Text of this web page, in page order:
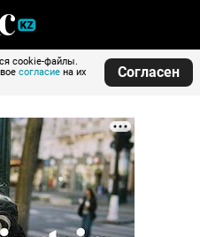
cookie-файлы.
согласие на их
Согласен